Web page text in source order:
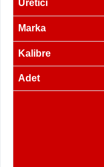
Üretici
Marka
Kalibre
Adet